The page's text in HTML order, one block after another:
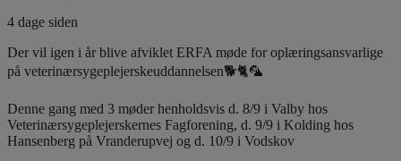
4 dage siden
Der vil igen i år blive afviklet ERFA møde for oplæringsansvarlige
på veterinærsygeplejerskeuddannelsen🐕🐈🦜
Denne gang med 3 møder henholdsvis d. 8/9 i Valby hos
Veterinærsygeplejerskernes Fagforening, d. 9/9 i Kolding hos
Hansenberg på Vranderupvej og d. 10/9 i Vodskov